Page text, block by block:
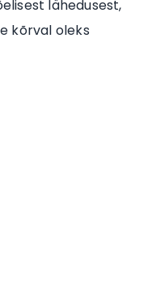
lähedusest,
kõrval oleks